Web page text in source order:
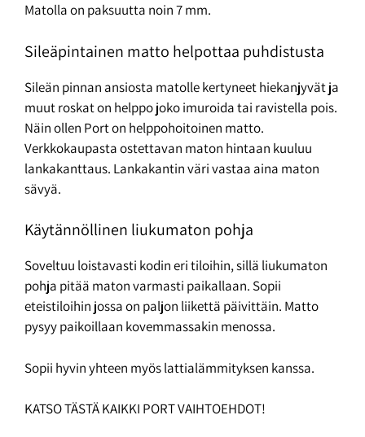
Matolla on paksuutta noin 7 mm.
Sileäpintainen matto helpottaa puhdistusta
Sileän pinnan ansiosta matolle kertyneet hiekanjyvät ja
muut roskat on helppo joko imuroida tai ravistella pois.
Näin ollen Port on helppohoitoinen matto.
Verkkokaupasta ostettavan maton hintaan kuuluu
lankakanttaus. Lankakantin väri vastaa aina maton
sävyä.
Käytännöllinen liukumaton pohja
Soveltuu loistavasti kodin eri tiloihin, sillä liukumaton
pohja pitää maton varmasti paikallaan. Sopii
eteistiloihin jossa on paljon liikettä päivittäin. Matto
pysyy paikoillaan kovemmassakin menossa.
Sopii hyvin yhteen myös lattialämmityksen kanssa.
KATSO TÄSTÄ KAIKKI PORT VAIHTOEHDOT!